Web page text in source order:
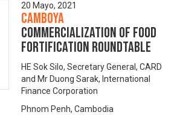
20 Mayo, 2021
Camboya
Commercialization of Food
Fortification Roundtable
HE Sok Silo, Secretary General, CARD
and Mr Duong Sarak, International
Finance Corporation
Phnom Penh, Cambodia